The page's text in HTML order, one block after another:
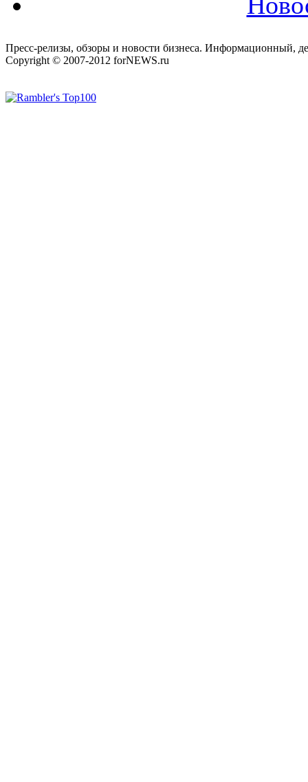
Пресс-релизы, обзоры и новости бизнеса. Информационный,
Copyright © 2007-2012 forNEWS.ru